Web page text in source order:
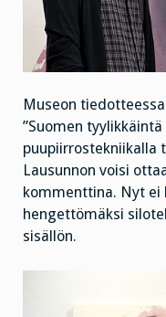
Museon
”Suomen
puupiirrostekniikalla
Lausunnon voisi
kommenttina. Nyt ei
hengettömäksi
sisällön.